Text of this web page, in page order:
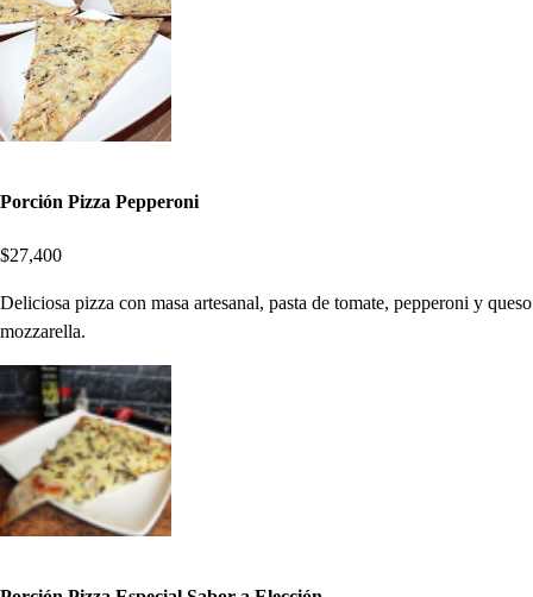
Porción Pizza Pepperoni
$27,400
Deliciosa pizza con masa artesanal, pasta de tomate, pepperoni y queso
mozzarella.